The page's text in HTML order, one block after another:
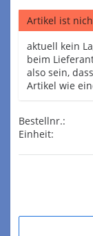
Artikel ist
aktuell kein
beim
also sein,
Artikel wie
Bestellnr.:
Einheit: